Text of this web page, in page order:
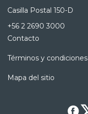
Casilla Postal 150-D
+56 2 2690 3000
Contacto
Términos y condiciones
Mapa del sitio